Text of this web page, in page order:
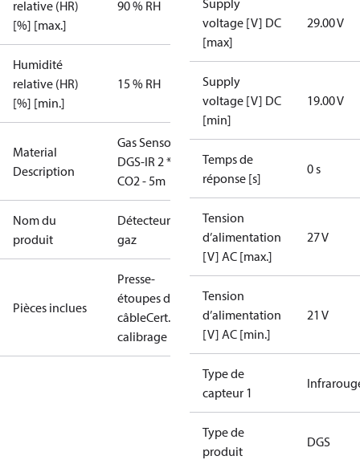
relative (HR)
[%] [max.]
90 % RH
Humidité
relative (HR)
[%] [min.]
15 % RH
Material
Description
Gas Sensor -
DGS-IR 2 *
CO2 - 5m
Nom du
produit
Détecteur de
gaz
Pièces inclues
Presse-
étoupes de
câbleCert.
calibrage
Supply
voltage [V] DC
[max]
29.00 V
Supply
voltage [V] DC
[min]
19.00 V
Temps de
réponse [s]
0 s
Tension
d’alimentation
[V] AC [max.]
27 V
Tension
d’alimentation
[V] AC [min.]
21 V
Type de
capteur 1
Type de
produit
DGS